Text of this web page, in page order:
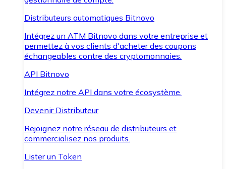
Distributeurs automatiques Bitnovo
Intégrez un ATM Bitnovo dans votre entreprise et
permettez à vos clients d'acheter des coupons
échangeables contre des cryptomonnaies.
API Bitnovo
Intégrez notre API dans votre écosystème.
Devenir Distributeur
Rejoignez notre réseau de distributeurs et
commercialisez nos produits.
Lister un Token